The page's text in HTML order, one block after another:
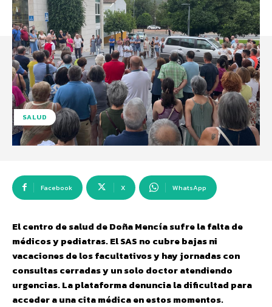
SALUD
Facebook X WhatsApp
El centro de salud de Doña Mencía sufre la falta de
médicos y pediatras. El SAS no cubre bajas ni
vacaciones de los facultativos y hay jornadas con
consultas cerradas y un solo doctor atendiendo
urgencias. La plataforma denuncia la dificultad para
acceder a una cita médica en estos momentos.